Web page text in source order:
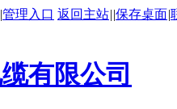
|管理入口 返回主站||保存桌面|
有限公司